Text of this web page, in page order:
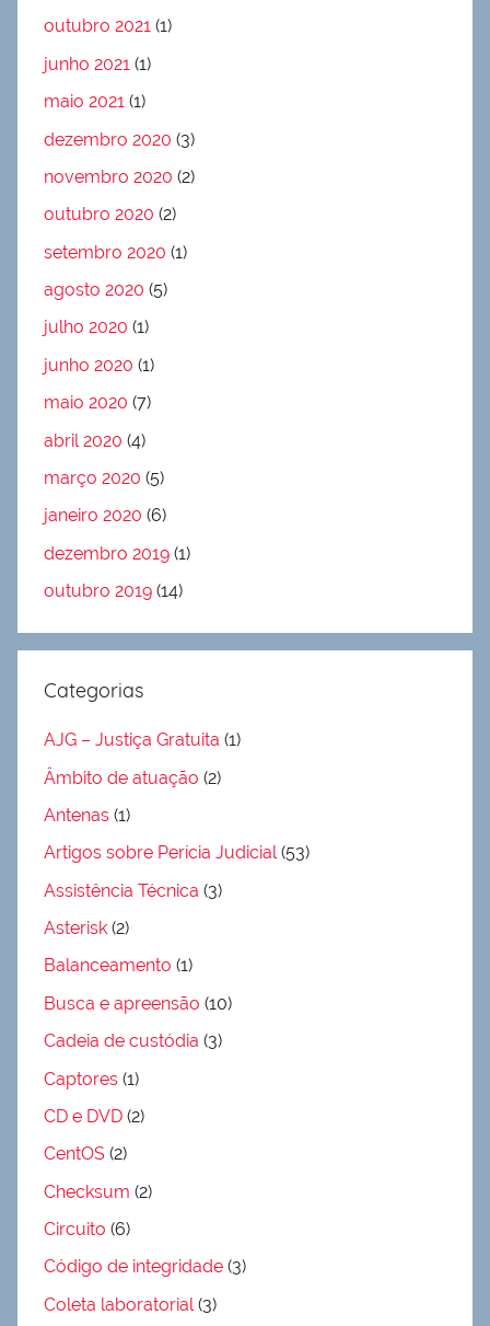
outubro 2021 (1)
junho 2021 (1)
maio 2021 (1)
dezembro 2020 (3)
novembro 2020 (2)
outubro 2020 (2)
setembro 2020 (1)
agosto 2020 (5)
julho 2020 (1)
junho 2020 (1)
maio 2020 (7)
abril 2020 (4)
março 2020 (5)
janeiro 2020 (6)
dezembro 2019 (1)
outubro 2019 (14)
Categorias
AJG – Justiça Gratuita (1)
Âmbito de atuação (2)
Antenas (1)
Artigos sobre Perícia Judicial(53)
Assistência Técnica (3)
Asterisk (2)
Balanceamento (1)
Busca e apreensão (10)
Cadeia de custódia (3)
Captores (1)
CD e DVD (2)
CentOS (2)
Checksum (2)
Circuito (6)
Código de integridade (3)
Coleta laboratorial(3)